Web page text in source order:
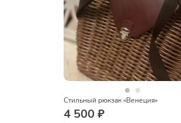
Стильный рюкзак «Венеция»
4 500 ₽